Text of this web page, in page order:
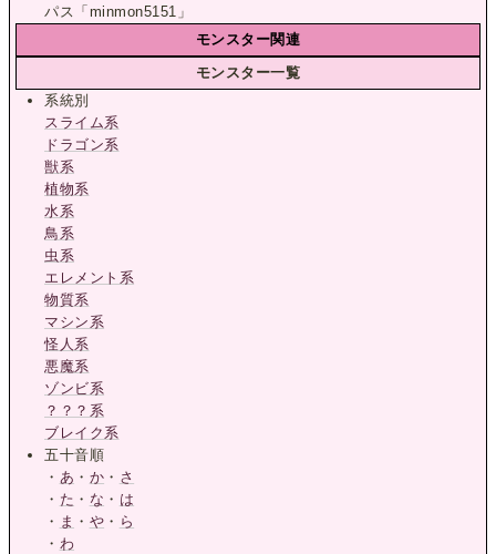
パス「minmon5151」
モンスター関連
モンスター一覧
系統別
スライム系
ドラゴン系
獣系
植物系
水系
鳥系
虫系
エレメント系
物質系
マシン系
怪人系
悪魔系
ゾンビ系
？？？系
ブレイク系
五十音順
・ あ ・ か ・ さ
・ た ・ な ・ は
・ ま ・ や ・ ら
・ わ